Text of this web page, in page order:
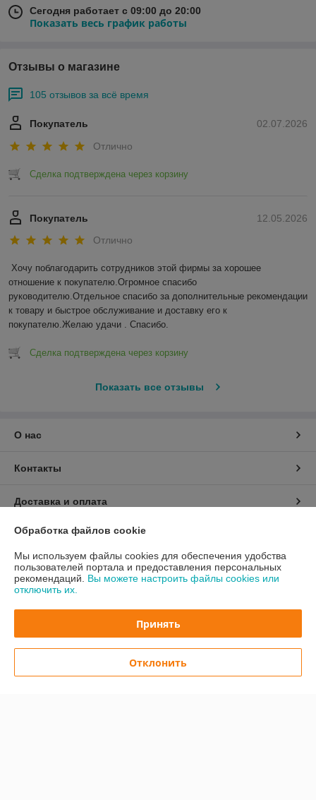
Сегодня работает с 09:00 до 20:00
Показать весь график работы
Отзывы о магазине
105 отзывов за всё время
02.07.2026
Покупатель
Отлично
Сделка подтверждена через корзину
12.05.2026
Покупатель
Отлично
Хочу поблагодарить сотрудников этой фирмы за хорошее
отношение к покупателю.Огромное спасибо
руководителю.Отдельное спасибо за дополнительные рекомендации
к товару и быстрое обслуживание и доставку его к
покупателю.Желаю удачи . Спасибо.
Сделка подтверждена через корзину
Показать все отзывы
О нас
Контакты
Доставка и оплата
График работы
Полная версия сайта
Сайт создан на платформе Deal.by
Обработка файлов cookie
Мы используем файлы cookies для обеспечения удобства
пользователей портала и предоставления персональных
рекомендаций. Вы можете настроить файлы cookies или
отключить их.
Принять
Отклонить